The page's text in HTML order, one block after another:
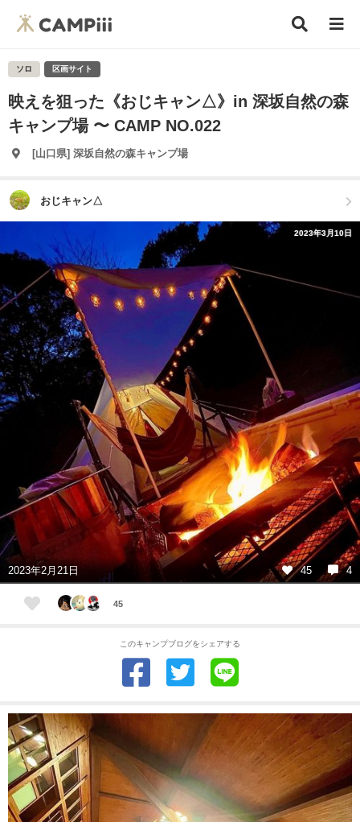
ソロ 区画サイト
映えを狙った《おじキャン△》in 深坂自然の森
キャンプ場 〜 CAMP NO.022
[山口県] 深坂自然の森キャンプ場
おじキャン△
2023年3月10日
2023年2月21日 45 4
45
このキャンプブログをシェアする